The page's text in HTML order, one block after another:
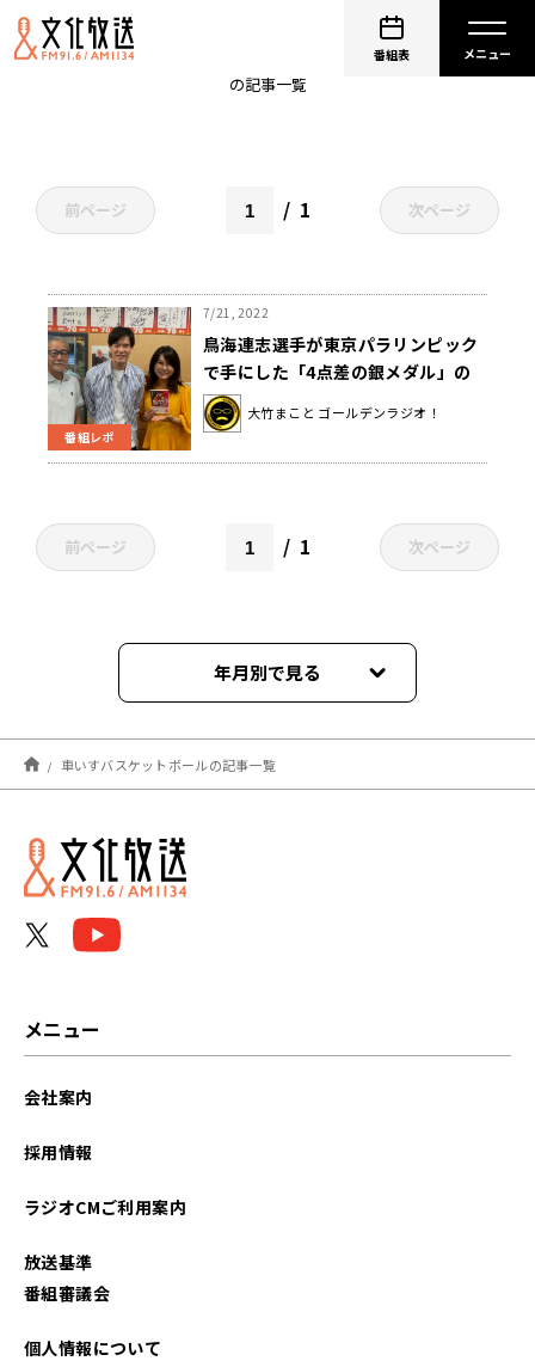
番組表
車いすバスケットボール
の記事一覧
前ページ 1 次ページ
番組レポ
7/21, 2022
鳥海連志選手が東京パラリンピック
で手にした「4点差の銀メダル」の
重さ
大竹まこと ゴールデンラジオ！
前ページ 1 次ページ
年月別で見る
2022年07月
2021年11月
車いすバスケットボールの記事一覧
メニュー
会社案内
採用情報
ラジオCMご利用案内
放送基準
番組審議会
個人情報について